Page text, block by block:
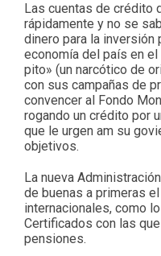
Las cuentas de crédito
rápidamente y no se
dinero para la inversión
economía del país en el
pito» (un narcótico de
con sus campañas de
convencer al Fondo
rogando un crédito por
que le urgen am su
objetivos.
La nueva
de buenas a primeras
internacionales, como
Certificados con las
pensiones.